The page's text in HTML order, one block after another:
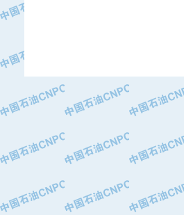
·河北保定天威集团特变电气有限公司
·中国石油抚顺石化公司
·中国石油辽阳石油化纤公司
·托肯恒山科技（广州）有限公司
·中国石油兰州石油化工公司
·大庆油田有限责任公司
·中国石油辽河油田分公司